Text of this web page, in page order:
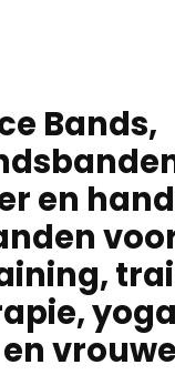
Bands,
en